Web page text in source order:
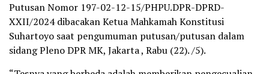
Putusan Nomor 197-02-12-15/PHPU.DPR-DPRD-
XXII/2024 dibacakan Ketua Mahkamah Konstitusi
Suhartoyo saat pengumuman putusan/putusan dalam
sidang Pleno DPR MK, Jakarta , Rabu (22). /5).